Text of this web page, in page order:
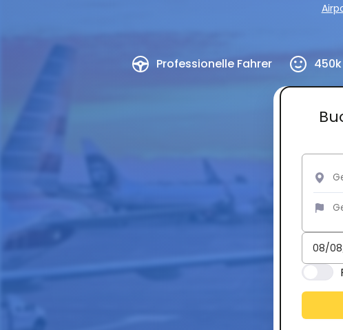
Professionelle Fahrer